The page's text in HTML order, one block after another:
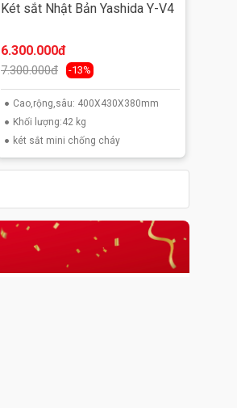
Két sắt Nhật Bản Yashida Y-V4
6.300.000đ
7.300.000đ -13%
Cao,rộng,sâu: 400X430X380mm
Khối lượng:42 kg
két sắt mini chống cháy